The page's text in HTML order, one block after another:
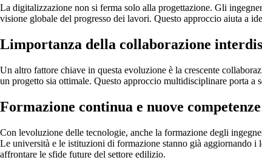
La digitalizzazione non si ferma solo alla progettazione. Gli
visione globale del progresso dei lavori. Questo approccio aiuta a
Limportanza della collaborazione
Un altro fattore chiave in questa evoluzione è la crescente
un progetto sia ottimale. Questo approccio multidisciplinare porta
Formazione continua e nuove competenze
Con levoluzione delle tecnologie, anche la formazione degli
Le università e le istituzioni di formazione stanno già aggiornando
affrontare le sfide future del settore edilizio.